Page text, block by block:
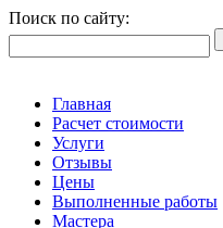
Поиск по сайту:
Главная
Расчет стоимости
Услуги
Отзывы
Цены
Выполненные работы
Мастера